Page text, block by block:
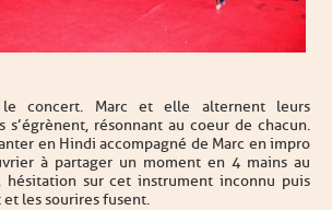
le concert. Marc et elle alternent leurs
s’égrènent, résonnant au coeur de chacun.
en Hindi accompagné de Marc en impro
à partager un moment en 4 mains au
hésitation sur cet instrument inconnu puis
les sourires fusent.